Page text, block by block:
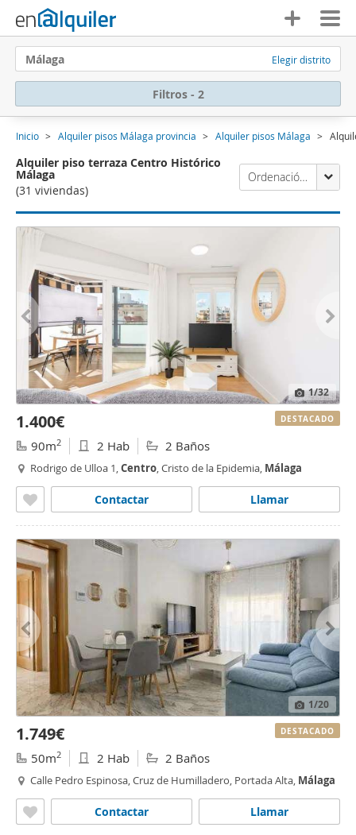
Málaga Elegir distrito
Filtros - 2
Inicio Alquiler pisos Málaga provincia Alquiler pisos Málaga
Alquiler piso terraza Centro Histórico
Málaga
(31 viviendas)
Ordenación Enalquiler
1/32
1.400€
90m2 2 Hab 2 Baños
Rodrigo de Ulloa 1,Centro, Cristo de la Epidemia, Málaga
Llamar
Contactar
DESTACADO
1/20
1.749€
50m2 2 Hab 2 Baños
Calle Pedro Espinosa, Cruz de Humilladero, Portada Alta, Málaga
Llamar
Contactar
DESTACADO